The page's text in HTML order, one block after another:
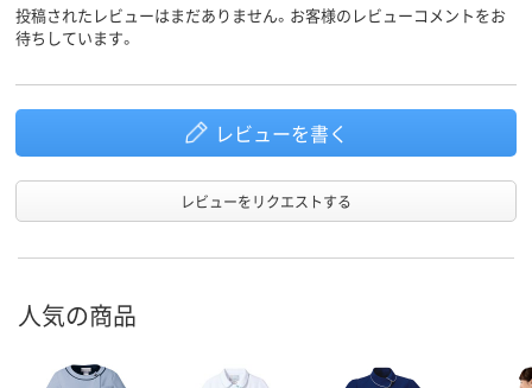
投稿されたレビューはまだありません。お客様のレビューコメントをお
待ちしています。
レビューを書く
レビューをリクエストする
人気の商品